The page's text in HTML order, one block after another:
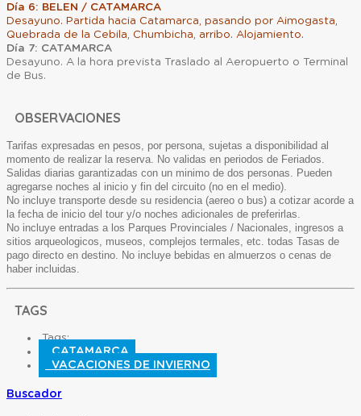
Día 6: BELEN / CATAMARCA
Desayuno. Partida hacia Catamarca, pasando por Aimogasta,
Quebrada de la Cebila, Chumbicha, arribo. Alojamiento.
Día 7: CATAMARCA
Desayuno. A la hora prevista Traslado al Aeropuerto o Terminal
de Bus.
OBSERVACIONES
Tarifas expresadas en pesos, por persona, sujetas a disponibilidad al
momento de realizar la reserva. No validas en periodos de Feriados.
Salidas diarias garantizadas con un minimo de dos personas. Pueden
agregarse noches al inicio y fin del circuito (no en el medio).
No incluye transporte desde su residencia (aereo o bus) a cotizar acorde a
la fecha de inicio del tour y/o noches adicionales de preferirlas.
No incluye entradas a los Parques Provinciales / Nacionales, ingresos a
sitios arqueologicos, museos, complejos termales, etc. todas Tasas de
pago directo en destino. No incluye bebidas en almuerzos o cenas de
haber incluidas.
TAGS
Tags:
CATAMARCA
VACACIONES DE INVIERNO
Buscador